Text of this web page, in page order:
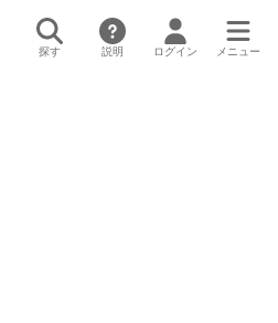
探す 説明 ログイン メニュー